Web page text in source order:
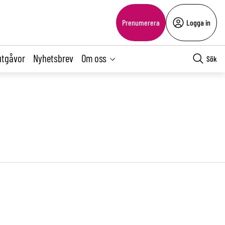
Prenumerera Logga in
Nyhetsbrev Om oss Sök